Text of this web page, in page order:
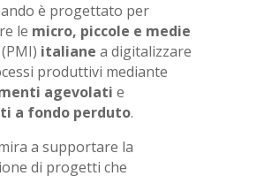
è progettato per
le micro, piccole e medie
(PMI) italiane a digitalizzare
produttivi mediante
agevolati e
a fondo perduto.
a supportare la
di progetti che